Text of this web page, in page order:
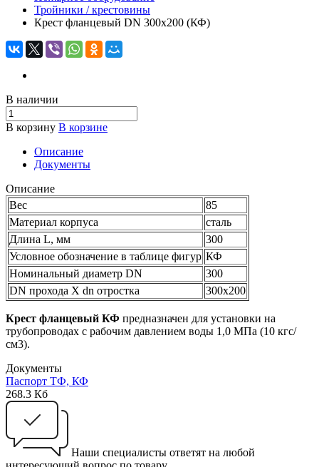
Тройники / крестовины
Крест фланцевый DN 300х200 (КФ)
В наличии
В корзину В корзине
Описание
Документы
Описание
Вес
85
Материал корпуса
сталь
Длина L, мм
300
Условное обозначение в таблице фигур КФ
Номинальный диаметр DN
300
DN прохода Х dn отростка
300х200
Крест фланцевый КФ предназначен для установки на
трубопроводах с рабочим давлением воды 1,0 МПа (10 кгс/
см3).
Документы
Паспорт ТФ, КФ
268.3 Кб
Наши специалисты ответят на любой